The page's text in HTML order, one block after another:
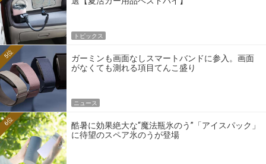
トピックス
ガーミンも画面なしスマートバンドに参入。画面
がなくても測れる項目てんこ盛り
5位
ニュース
酷暑に効果絶大な“魔法瓶氷のう”「アイスパック」
に待望のスペア氷のうが登場
6位